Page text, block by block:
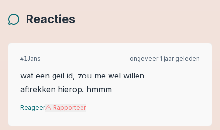
Reacties
#1Jans ongeveer 1 jaar geleden
wat een geil id, zou me wel willen
aftrekken hierop. hmmm
Reageer Rapporteer